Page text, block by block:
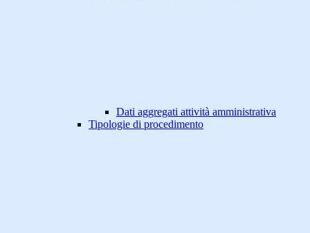
Dati aggregati attività amministrativa
Tipologie di procedimento